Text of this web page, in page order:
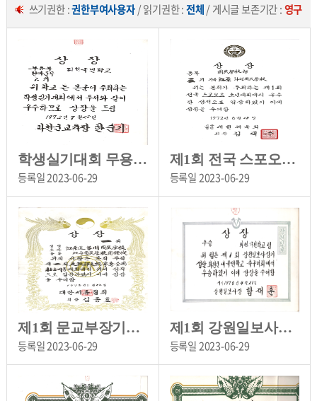
쓰기권한 :권한부여사용자/ 읽기권한 :전체/ 게시글 보존기간 :영구
학생실기대회 무용부 고전군무 2위[화천초등학교 소장]
등록일2023-06-29
제1회 전국 스포오츠 소년대회 3위[화천초등학교 소장]
등록일2023-06-29
제1회 문교부장기쟁탈 전국장사씨름대회 1위[화천초등학교 소장]
등록일2023-06-29
제1회 강원일보사장기쟁탈 화천군내 국민학교 축구대회 우승[화천초등학교 소장]
등록일2023-06-29